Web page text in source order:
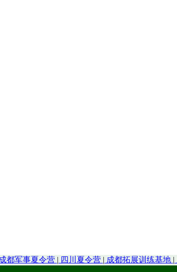
成都军事夏令营 | 四川夏令营 | 成都拓展训练基地 |